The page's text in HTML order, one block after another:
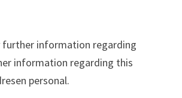
further information regarding
information regarding this
personal.